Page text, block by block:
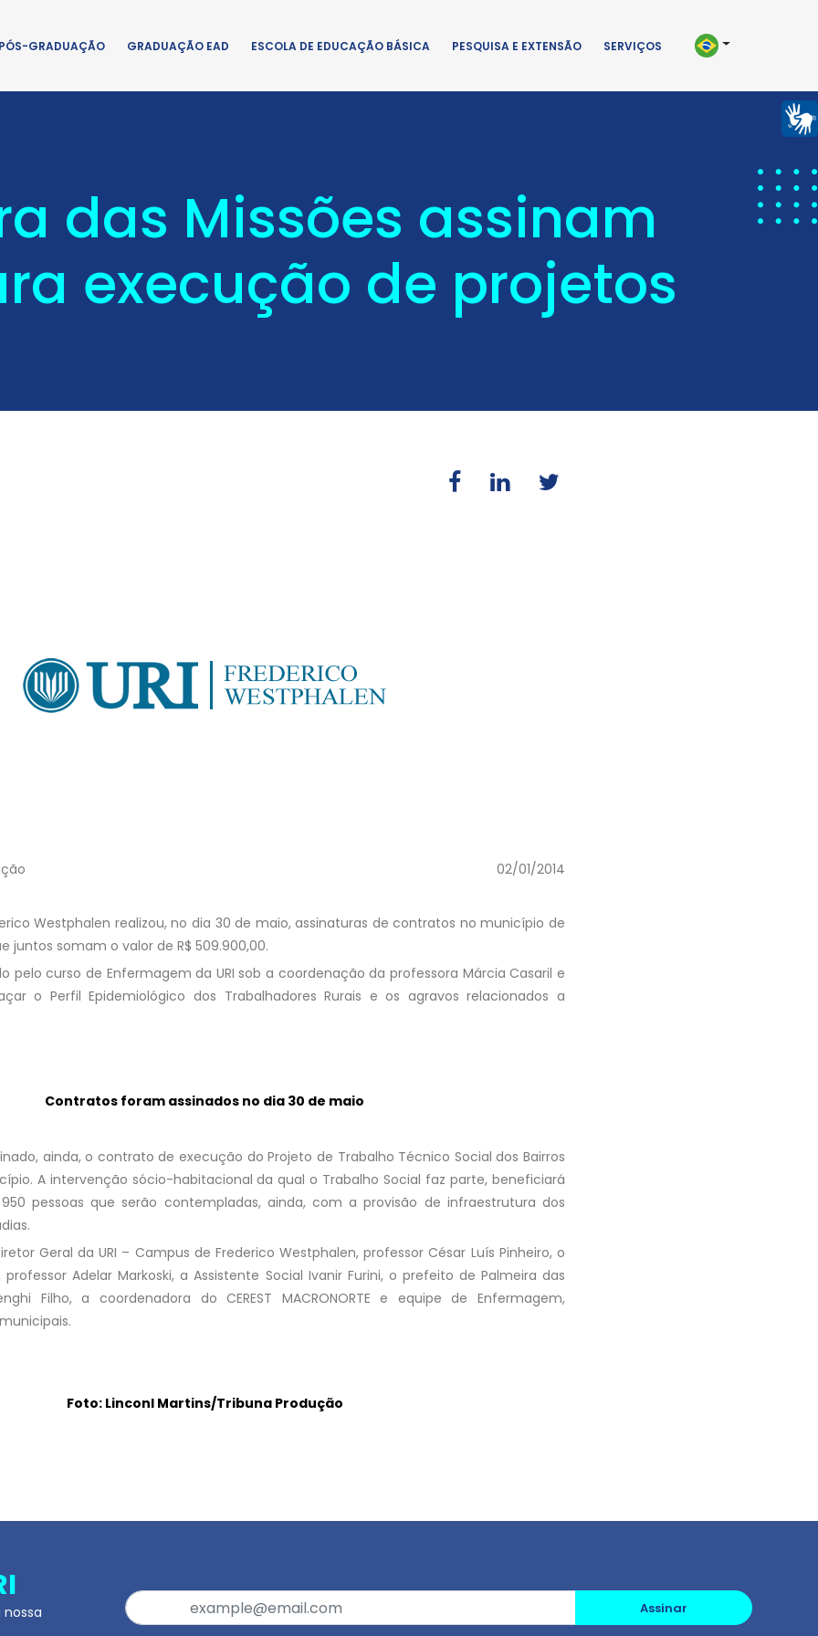
PÓS-GRADUAÇÃO GRADUAÇÃO EAD ESCOLA DE EDUCAÇÃO BÁSICA PESQUISA E EXTENSÃO SERVIÇOS
das Missões assinam
execução de projetos
02/01/2014
Westphalen realizou, no dia 30 de maio, assinaturas de contratos no município de
juntos somam o valor de R$ 509.900,00.
pelo curso de Enfermagem da URI sob a coordenação da professora Márcia Casaril e
o Perfil Epidemiológico dos Trabalhadores Rurais e os agravos relacionados a
Contratos foram assinados no dia 30 de maio
ainda, o contrato de execução do Projeto de Trabalho Técnico Social dos Bairros
A intervenção sócio-habitacional da qual o Trabalho Social faz parte, beneficiará
pessoas que serão contempladas, ainda, com a provisão de infraestrutura dos
Geral da URI – Campus de Frederico Westphalen, professor César Luís Pinheiro, o
Adelar Markoski, a Assistente Social Ivanir Furini, o prefeito de Palmeira das
Filho, a coordenadora do CEREST MACRONORTE e equipe de Enfermagem,
Foto: Linconl Martins/Tribuna Produção
Assinar